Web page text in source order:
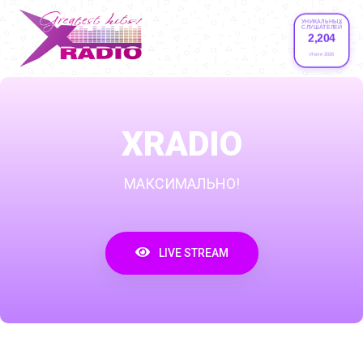
УНИКАЛЬНЫХ
СЛУШАТЕЛЕЙ
2,204
Июле 2026
XRADIO
МАКСИМАЛЬНО!
LIVE STREAM